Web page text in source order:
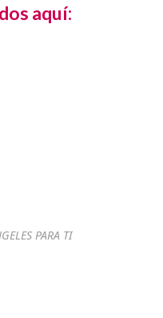
aquí:
PARA TI